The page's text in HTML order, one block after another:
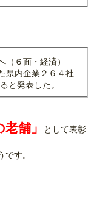
（６面・経済）
県内企業２６４社
と発表した。
舗」
として表彰
す。